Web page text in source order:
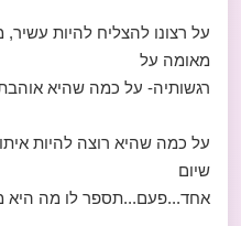
על רצונו להצליח להיות
מאומה על
רגשותיה- על כמה שהיא
על כמה שהיא רוצה להיות
שיום
אחד...פעם...תספר לו מה היא